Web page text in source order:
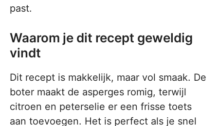
past.
Waarom je dit recept geweldig
vindt
Dit recept is makkelijk, maar vol smaak. De
boter maakt de asperges romig, terwijl
citroen en peterselie er een frisse toets
aan toevoegen. Het is perfect als je snel